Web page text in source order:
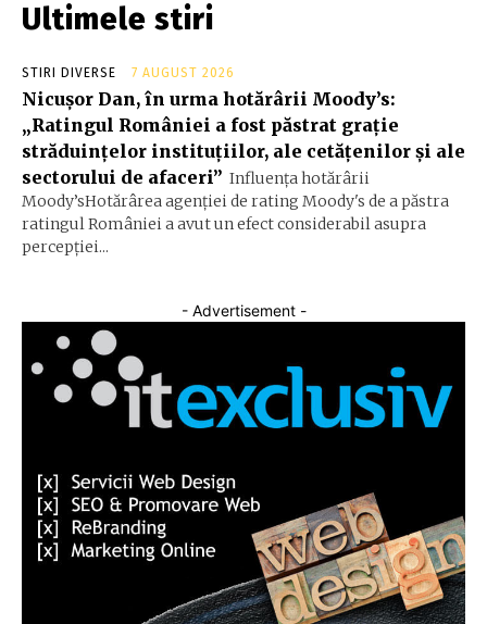
Ultimele stiri
STIRI DIVERSE 7 AUGUST 2026
Nicușor Dan, în urma hotărârii Moody’s:
„Ratingul României a fost păstrat grație
străduințelor instituțiilor, ale cetățenilor și ale
sectorului de afaceri” Influența hotărârii
Moody’sHotărârea agenției de rating Moody's de a păstra
ratingul României a avut un efect considerabil asupra
percepției...
- Advertisement -